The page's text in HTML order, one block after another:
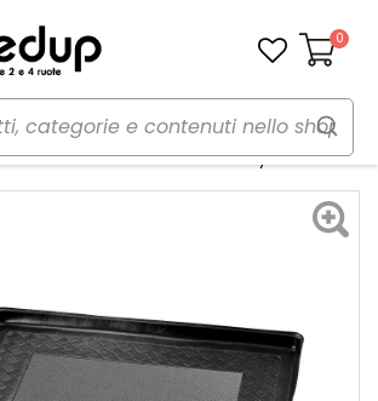
Carrello
0
Accessori interni e comfort
Vasca baule su misura - CORA Hyundai i30